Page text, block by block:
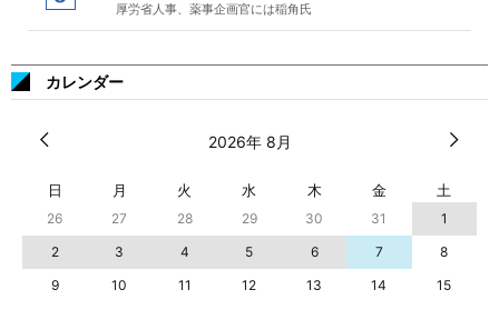
厚労省人事、薬事企画官には稲角氏
カレンダー
2026年 8月
日 月 火 水 木 金 土
26 27 28 29 30 31
1
2
3 4 5 6 7
8
9
10 11 12 13 14
15